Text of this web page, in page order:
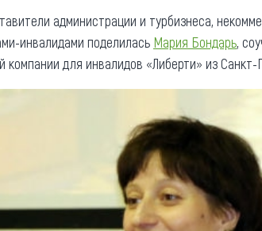
администрации и турбизнеса,
инвалидами поделилась Мария Бондарь,
компании для инвалидов «Либерти» из Санкт-